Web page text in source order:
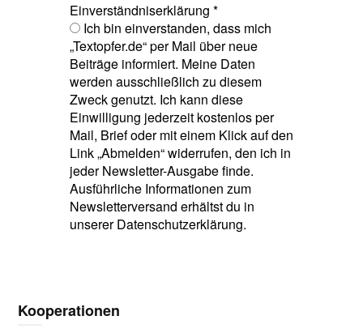
Einverständniserklärung *
Ich bin einverstanden, dass mich
„Textopfer.de“ per Mail über neue
Beiträge informiert. Meine Daten
werden ausschließlich zu diesem
Zweck genutzt. Ich kann diese
Einwilligung jederzeit kostenlos per
Mail, Brief oder mit einem Klick auf den
Link „Abmelden“ widerrufen, den ich in
jeder Newsletter-Ausgabe finde.
Ausführliche Informationen zum
Newsletterversand erhältst du in
unserer Datenschutzerklärung.
Kooperationen